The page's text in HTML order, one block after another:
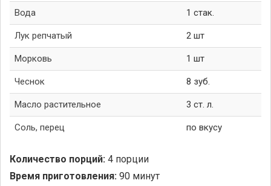
Вода 1 стак.
Лук репчатый 2 шт
Морковь 1 шт
Чеснок 8 зуб.
Масло растительное 3 ст. л.
Соль, перец по вкусу
Количество порций: 4 порции
Время приготовления: 90 минут